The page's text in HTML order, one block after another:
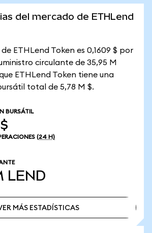
del mercado de ETHLend
ETHLend Token es 0,1609 $ por
circulante de 35,95 M
ETHLend Token tiene una
total de 5,78 M $.
BURSÁTIL
(24 H)
LEND
MÁS ESTADÍSTICAS